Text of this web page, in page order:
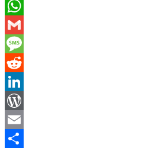
Telegram
WhatsApp
Gmail
Message
Reddit
LinkedIn
WordPress
Email